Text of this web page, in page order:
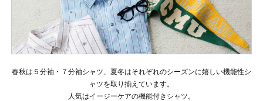
春秋は５分袖・７分袖シャツ、夏冬はそれぞれのシーズンに嬉しい機能性シ
ャツを取り揃えています。
人気はイージーケアの機能付きシャツ。